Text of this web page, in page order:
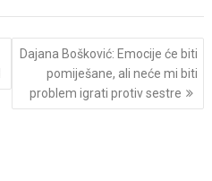
Dajana Bošković: Emocije će biti
pomiješane, ali neće mi biti
problem igrati protiv sestre